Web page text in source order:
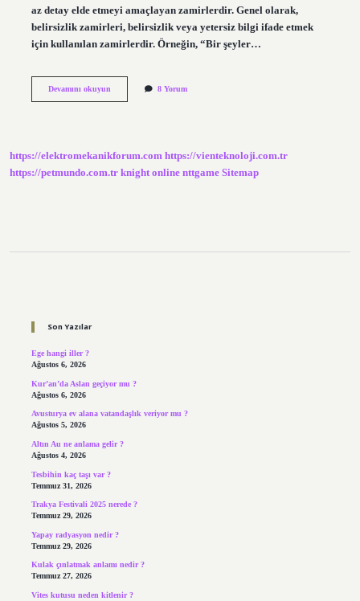
az detay elde etmeyi amaçlayan zamirlerdir. Genel olarak,
belirsizlik zamirleri, belirsizlik veya yetersiz bilgi ifade etmek
için kullanılan zamirlerdir. Örneğin, “Bir şeyler…
Devamını okuyunBelirsizlik
8 Yorum
https://elektromekanikforum.com https://vienteknoloji.com.tr
https://petmundo.com.tr knight online nttgame Sitemap
Son Yazılar
Ege hangi iller ?
Ağustos 6, 2026
Kur’an’da Aslan geçiyor mu ?
Ağustos 6, 2026
Avusturya ev alana vatandaşlık veriyor mu ?
Ağustos 5, 2026
Altın Au ne anlama gelir ?
Ağustos 4, 2026
Tesbihin kaç taşı var ?
Temmuz 31, 2026
Trakya Festivali 2025 nerede ?
Temmuz 29, 2026
Yapay radyasyon nedir ?
Temmuz 29, 2026
Kulak çınlatmak anlamı nedir ?
Temmuz 27, 2026
Vites kutusu neden kitlenir ?